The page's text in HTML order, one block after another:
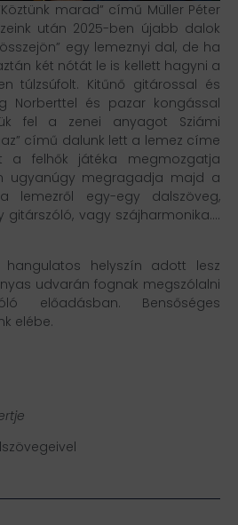
marad” című Müller Péter
után 2025-ben újabb dalok
egy lemeznyi dal, de ha
két nótát le is kellett hagyni a
túlzsúfolt. Kitűnő gitárossal és
Norberttel és pazar kongással
fel a zenei anyagot Sziámi
című dalunk lett a lemez címe
a felhők játéka megmozgatja
ugyanúgy megragadja majd a
lemezről egy-egy dalszöveg,
gitárszóló, vagy szájharmonika….
hangulatos helyszín adott lesz
udvarán fognak megszólalni
Bensőséges
elébe.